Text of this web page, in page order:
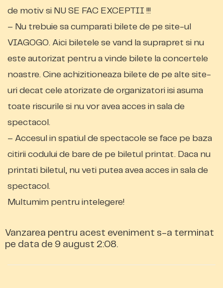
de motiv si NU SE FAC EXCEPTII !!!
– Nu trebuie sa cumparati bilete de pe site-ul
VIAGOGO. Aici biletele se vand la suprapret si nu
este autorizat pentru a vinde bilete la concertele
noastre. Cine achizitioneaza bilete de pe alte site-
uri decat cele atorizate de organizatori isi asuma
toate riscurile si nu vor avea acces in sala de
spectacol.
– Accesul in spatiul de spectacole se face pe baza
citirii codului de bare de pe biletul printat. Daca nu
printati biletul, nu veti putea avea acces in sala de
spectacol.
Multumim pentru intelegere!
Vanzarea pentru acest eveniment s-a terminat
pe data de 9 august 2:08.